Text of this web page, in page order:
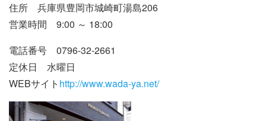
住所 兵庫県豊岡市城崎町湯島206
営業時間 9:00 ～ 18:00
電話番号 0796-32-2661
定休日 水曜日
WEBサイト http://www.wada-ya.net/